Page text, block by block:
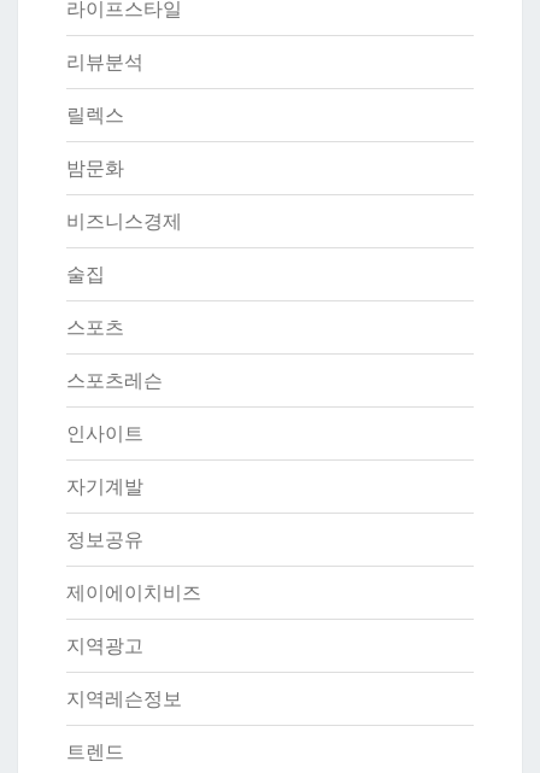
라이프스타일
리뷰분석
릴렉스
밤문화
비즈니스경제
술집
스포츠
스포츠레슨
인사이트
자기계발
정보공유
제이에이치비즈
지역광고
지역레슨정보
트렌드